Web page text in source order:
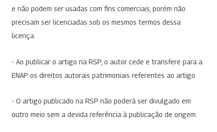
e não podem ser usadas com fins comerciais, porém não
precisam ser licenciadas sob os mesmos termos dessa
licença.
- Ao publicar o artigo na RSP, o autor cede e transfere para a
ENAP os direitos autorais patrimoniais referentes ao artigo.
- O artigo publicado na RSP não poderá ser divulgado em
outro meio sem a devida referência à publicação de origem.